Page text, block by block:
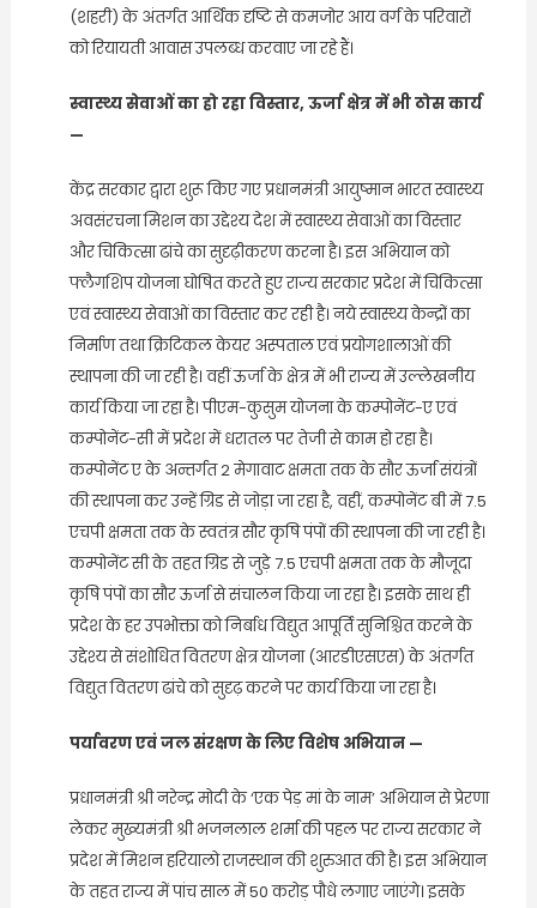
(शहरी) के अंतर्गत आर्थिक दृष्टि से कमजोर आय वर्ग के परिवारों
को रियायती आवास उपलब्ध करवाए जा रहे हैं।
स्वास्थ्य सेवाओं का हो रहा विस्तार, ऊर्जा क्षेत्र में भी ठोस कार्य
—
केंद्र सरकार द्वारा शुरू किए गए प्रधानमंत्री आयुष्मान भारत स्वास्थ्य
अवसंरचना मिशन का उद्देश्य देश में स्वास्थ्य सेवाओं का विस्तार
और चिकित्सा ढांचे का सुदृढ़ीकरण करना है। इस अभियान को
फ्लैगशिप योजना घोषित करते हुए राज्य सरकार प्रदेश में चिकित्सा
एवं स्वास्थ्य सेवाओं का विस्तार कर रही है। नये स्वास्थ्य केन्द्रों का
निर्माण तथा क्रिटिकल केयर अस्पताल एवं प्रयोगशालाओं की
स्थापना की जा रही है। वहीं ऊर्जा के क्षेत्र में भी राज्य में उल्लेखनीय
कार्य किया जा रहा है। पीएम-कुसुम योजना के कम्पोनेंट-ए एवं
कम्पोनेंट-सी में प्रदेश में धरातल पर तेजी से काम हो रहा है।
कम्पोनेंट ए के अन्तर्गत 2 मेगावाट क्षमता तक के सौर ऊर्जा संयंत्रों
की स्थापना कर उन्हें ग्रिड से जोड़ा जा रहा है, वहीं, कम्पोनेंट बी में 7.5
एचपी क्षमता तक के स्वतंत्र सौर कृषि पंपों की स्थापना की जा रही है।
कम्पोनेंट सी के तहत ग्रिड से जुड़े 7.5 एचपी क्षमता तक के मौजूदा
कृषि पंपों का सौर ऊर्जा से संचालन किया जा रहा है। इसके साथ ही
प्रदेश के हर उपभोक्ता को निर्बाध विद्युत आपूर्ति सुनिश्चित करने के
उद्देश्य से संशोधित वितरण क्षेत्र योजना (आरडीएसएस) के अंतर्गत
विद्युत वितरण ढांचे को सुदृढ़ करने पर कार्य किया जा रहा है।
पर्यावरण एवं जल संरक्षण के लिए विशेष अभियान —
प्रधानमंत्री श्री नरेन्द्र मोदी के ‘एक पेड़ मां के नाम’ अभियान से प्रेरणा
लेकर मुख्यमंत्री श्री भजनलाल शर्मा की पहल पर राज्य सरकार ने
प्रदेश में मिशन हरियालो राजस्थान की शुरुआत की है। इस अभियान
के तहत राज्य में पांच साल में 50 करोड़ पौधे लगाए जाएंगे। इसके